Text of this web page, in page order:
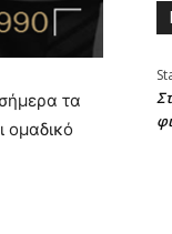
τα
ομαδικό